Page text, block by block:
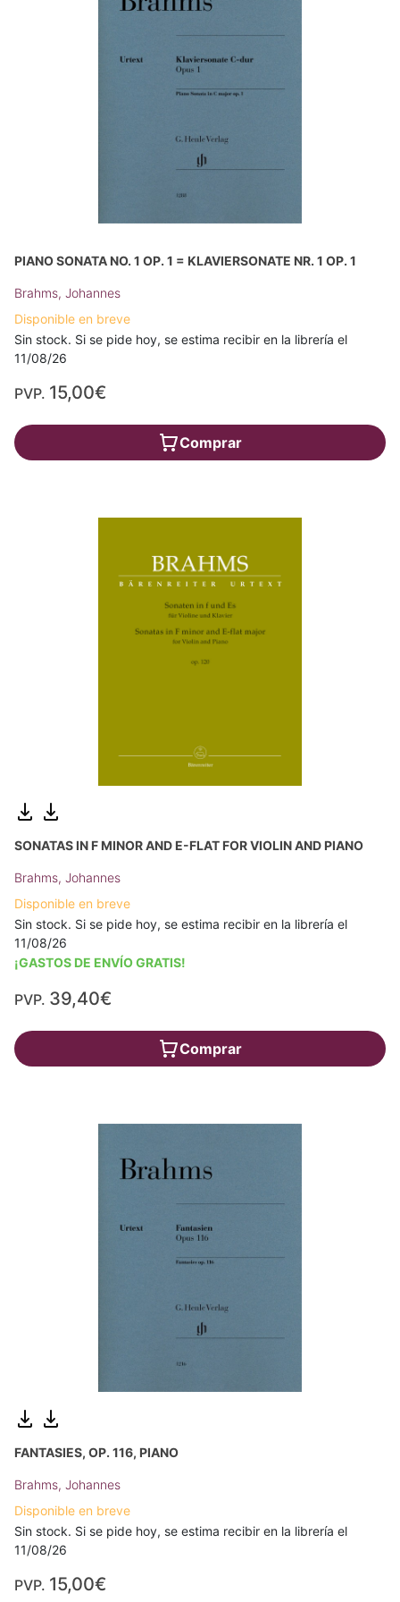
PIANO SONATA NO. 1 OP. 1 = KLAVIERSONATE NR. 1 OP. 1
Brahms, Johannes
Disponible en breve
Sin stock. Si se pide hoy, se estima recibir en la librería el
11/08/26
PVP. 15,00€
Comprar
SONATAS IN F MINOR AND E-FLAT FOR VIOLIN AND PIANO
Brahms, Johannes
Disponible en breve
Sin stock. Si se pide hoy, se estima recibir en la librería el
11/08/26
¡GASTOS DE ENVÍO GRATIS!
PVP. 39,40€
Comprar
FANTASIES, OP. 116, PIANO
Brahms, Johannes
Disponible en breve
Sin stock. Si se pide hoy, se estima recibir en la librería el
11/08/26
PVP. 15,00€